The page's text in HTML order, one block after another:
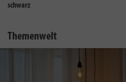
schwarz
Themenwelt